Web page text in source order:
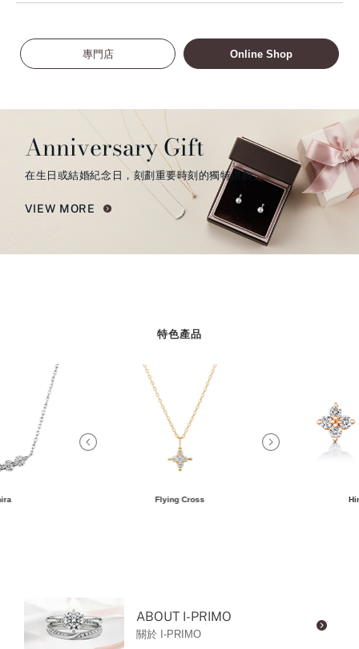
專門店 Online Shop
Anniversary Gift
在生日或結婚紀念日，刻劃重要時刻的獨特鑽飾。
VIEW MORE
特色產品
Flying Cross
ABOUT I-PRIMO
關於 I-PRIMO